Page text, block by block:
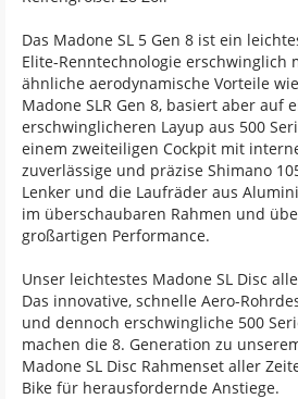
Das Madone SL 5 Gen 8 ist ein
Elite-Renntechnologie erschwinglich
ähnliche aerodynamische Vorteile
Madone SLR Gen 8, basiert aber auf
erschwinglicheren Layup aus 500
einem zweiteiligen Cockpit mit
zuverlässige und präzise Shimano
Lenker und die Laufräder aus
im überschaubaren Rahmen und
großartigen Performance.
Unser leichtestes Madone SL Disc
Das innovative, schnelle Aero-
und dennoch erschwingliche 500
machen die 8. Generation zu
Madone SL Disc Rahmenset aller
Bike für herausfordernde Anstiege.